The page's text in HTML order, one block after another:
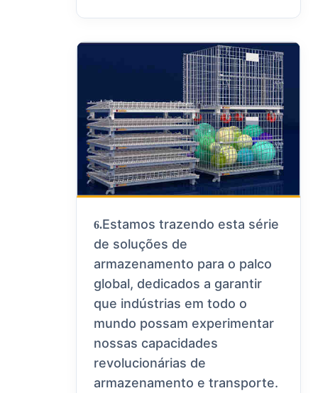
6.Estamos trazendo esta série
de soluções de
armazenamento para o palco
global, dedicados a garantir
que indústrias em todo o
mundo possam experimentar
nossas capacidades
revolucionárias de
armazenamento e transporte.